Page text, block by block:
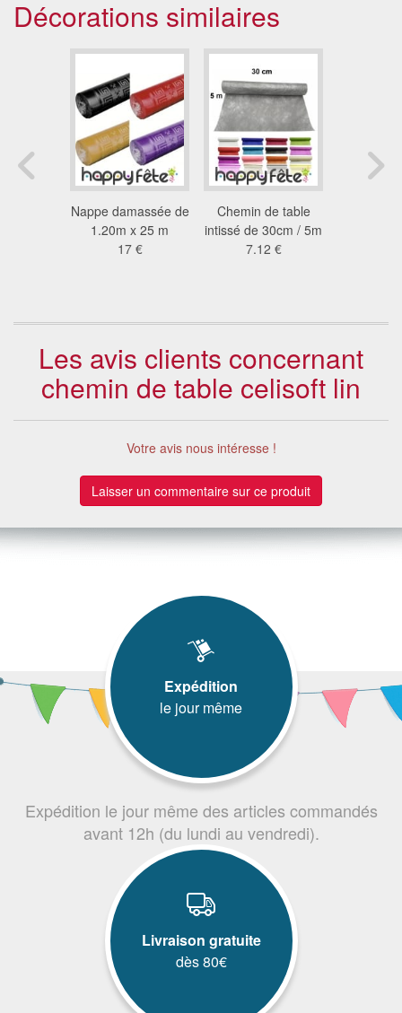
Décorations similaires
Nappe damassée de
1.20m x 25 m
17 €
Chemin de table
intissé de 30cm / 5m
7.12 €
Les avis clients concernant
chemin de table celisoft lin
Votre avis nous intéresse !
Laisser un commentaire sur ce produit
Expédition
le jour même
Expédition le jour même des articles commandés
avant 12h (du lundi au vendredi).
Livraison gratuite
dès 80€